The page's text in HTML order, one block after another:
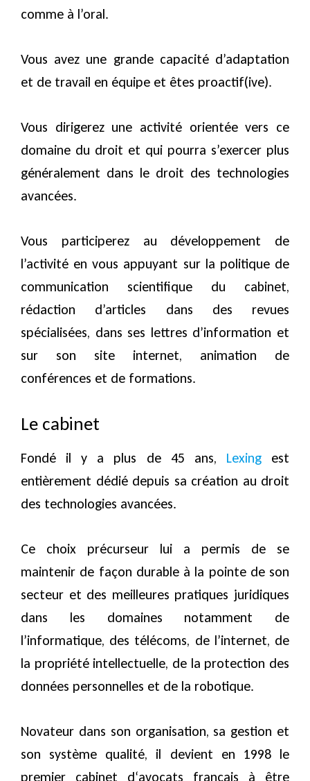
comme à l’oral.
Vous avez une grande capacité d’adaptation
et de travail en équipe et êtes proactif(ive).
Vous dirigerez une activité orientée vers ce
domaine du droit et qui pourra s’exercer plus
généralement dans le droit des technologies
avancées.
Vous participerez au développement de
l’activité en vous appuyant sur la politique de
communication scientifique du cabinet,
rédaction d’articles dans des revues
spécialisées, dans ses lettres d’information et
sur son site internet, animation de
conférences et de formations.
Le cabinet
Fondé il y a plus de 45 ans, Lexingest
entièrement dédié depuis sa création au droit
des technologies avancées.
Ce choix précurseur lui a permis de se
maintenir de façon durable à la pointe de son
secteur et des meilleures pratiques juridiques
dans les domaines notamment de
l’informatique, des télécoms, de l’internet, de
la propriété intellectuelle, de la protection des
données personnelles et de la robotique.
Novateur dans son organisation, sa gestion et
son système qualité, il devient en 1998 le
premier cabinet d‘avocats français à être